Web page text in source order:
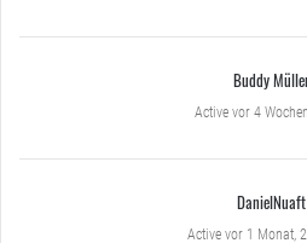
Buddy
Active vor 4
DanielNuaft
Active vor 1 Monat,